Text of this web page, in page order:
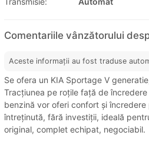
Comentariile vânzătorului
Aceste informații au fost traduse
Se ofera un KIA Sportage V
Tracțiunea pe roțile față de
benzină vor oferi confort și încredere
întreținută, fără investiții, ideală
original, complet echipat, negociabil.